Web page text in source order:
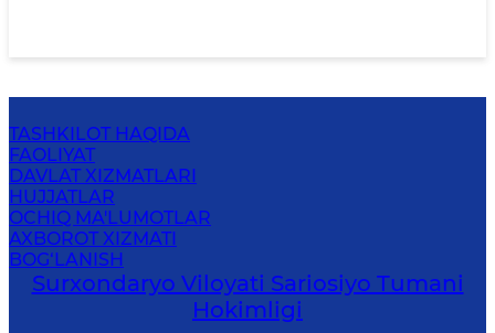
TASHKILOT HAQIDA
FAOLIYAT
DAVLAT XIZMATLARI
HUJJATLAR
OCHIQ MA'LUMOTLAR
AXBOROT XIZMATI
BOG‘LANISH
Surxondaryo Viloyati Sariosiyo Tumani
Hokimligi